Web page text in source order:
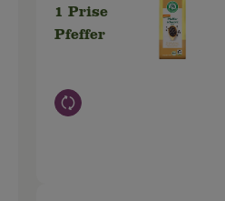
1 Prise
Pfeffer
Auswahl ändern